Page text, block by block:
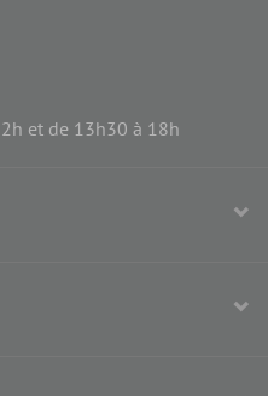
et de 13h30 à 18h